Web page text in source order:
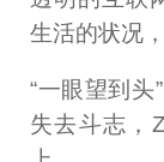
生活的状况
“一眼望到头
失去斗志，